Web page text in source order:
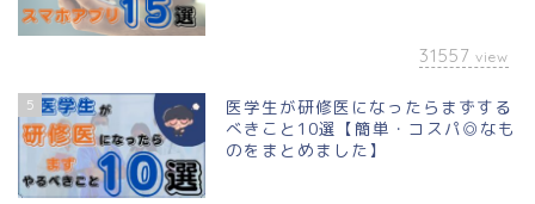
31557 view
5
医学生が研修医になったらまずする
べきこと10選【簡単・コスパ◎なも
のをまとめました】